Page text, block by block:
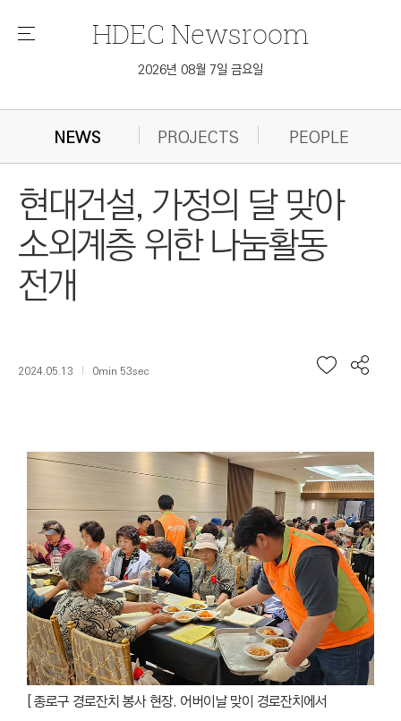
메
HDEC Newsroom
2026년 08월 7일 금요일
NEWS PROJECTS PEOPLE
현대건설, 가정의 달 맞아
소외계층 위한 나눔활동
전개
2024.05.13 0min 53sec
[ 종로구 경로잔치 봉사 현장. 어버이날 맞이 경로잔치에서